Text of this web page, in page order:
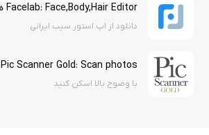
Facelab: Face,Body,Hair Editor هک شده
دانلود از اپ استور سیب ایرانی
Pic Scanner Gold: Scan photos
با وضوح بالا اسکن کنید